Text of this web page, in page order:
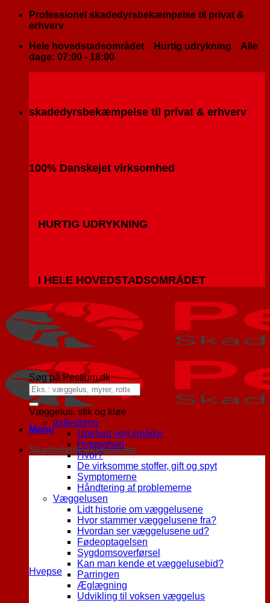
FortsætProfessionel skadedyrsbekæmpelse til privat &
erhverv
Hele hovedstadsområdet
Hurtig udrykning
Alle
dage: 07:00 - 18:00
skadedyrsbekæmpelse til privat & erhverv
100% Danskejet virksomhed
HURTIG UDRYKNING
I HELE HOVEDSTADSOMRÅDET
Menu
Skadedyrsbekæmpelse
Hvepse
Søg på Pestium.dk
Væggelus, stik og kløe
Indledning
Ubehag ved smådyr
Hyppighed
Hvor?
De virksomme stoffer, gift og spyt
Symptomerne
Håndtering af problemerne
Væggelusen
Lidt historie om væggelusene
Hvor stammer væggelusene fra?
Hvordan ser væggelusene ud?
Fødeoptagelsen
Sygdomsoverførsel
Kan man kende et væggelusebid?
Parringen
Æglægning
Udvikling til voksen væggelus